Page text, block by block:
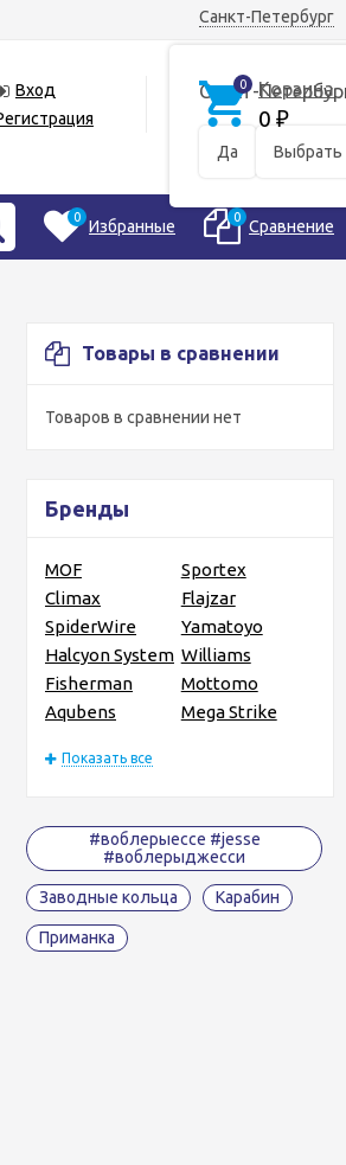
Санкт-Петербург
Санкт-
Да Выбрать
Вход
0 Корзина
0 ₽
0 Избранные 0 Сравнение
Товары в сравнении
Товаров в сравнении нет
Бренды
MOF
Sportex
Climax
Flajzar
SpiderWire
Yamatoyo
Halcyon System Williams
Fisherman
Mottomo
Aqubens
Mega Strike
Показать все
#воблерыессе #jesse
#воблерыджесси
Заводные кольца Карабин
Приманка